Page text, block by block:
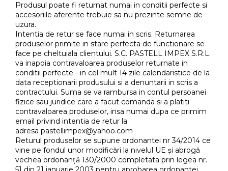
Produsul poate fi returnat numai in conditii perfecte si
accesoriile aferente trebuie sa nu prezinte semne de
uzura.
Intentia de retur se face numai in scris. Returnarea
produselor primite in stare perfecta de functionare se
face pe cheltuiala clientului. S.C. PASTELL IMPEX S.R.L.
va inapoia contravaloarea produselor returnate in
conditii perfecte - in cel mult 14 zile calendaristice de la
data receptionarii produsului si a denuntarii in scris a
contractului. Suma se va rambursa in contul persoanei
fizice sau juridice care a facut comanda si a platiti
contravaloarea produselor, insa numai dupa ce primim
email privind intentia de retur la
adresa pastellimpex@yahoo.com
Returul produselor se supune ordonantei nr 34/2014 ce
vine pe fondul unor modificări la nivelul UE și abrogă
vechea ordonanță 130/2000 completata prin legea nr.